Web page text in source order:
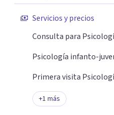
comunicativas y en la
promoviendo relaciones
Desarrollo Personal:
Servicios y precios
Consulta para
Psicología infanto-
Primera visita
+1 más